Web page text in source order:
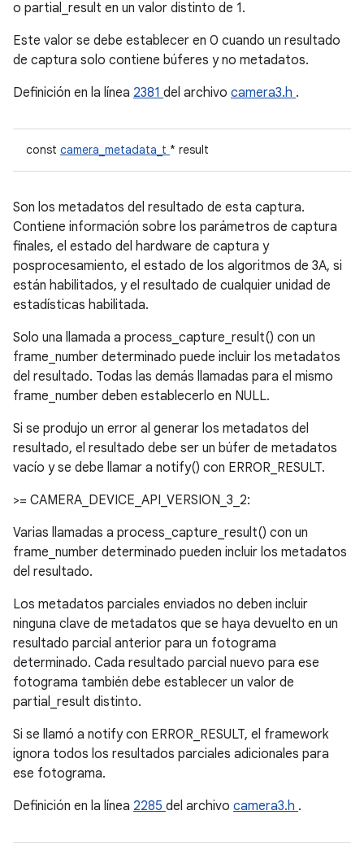
o partial_result en un valor distinto de 1.
Este valor se debe establecer en 0 cuando un resultado
de captura solo contiene búferes y no metadatos.
Definición en la línea 2381 del archivo camera3.h .
const camera_metadata_t * result
Son los metadatos del resultado de esta captura.
Contiene información sobre los parámetros de captura
finales, el estado del hardware de captura y
posprocesamiento, el estado de los algoritmos de 3A, si
están habilitados, y el resultado de cualquier unidad de
estadísticas habilitada.
Solo una llamada a process_capture_result() con un
frame_number determinado puede incluir los metadatos
del resultado. Todas las demás llamadas para el mismo
frame_number deben establecerlo en NULL.
Si se produjo un error al generar los metadatos del
resultado, el resultado debe ser un búfer de metadatos
vacío y se debe llamar a notify() con ERROR_RESULT.
>= CAMERA_DEVICE_API_VERSION_3_2:
Varias llamadas a process_capture_result() con un
frame_number determinado pueden incluir los metadatos
del resultado.
Los metadatos parciales enviados no deben incluir
ninguna clave de metadatos que se haya devuelto en un
resultado parcial anterior para un fotograma
determinado. Cada resultado parcial nuevo para ese
fotograma también debe establecer un valor de
partial_result distinto.
Si se llamó a notify con ERROR_RESULT, el framework
ignora todos los resultados parciales adicionales para
ese fotograma.
Definición en la línea 2285 del archivo camera3.h .